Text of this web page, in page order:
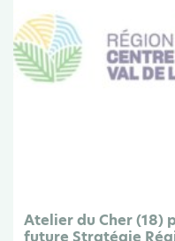
Atelier du Cher (18)